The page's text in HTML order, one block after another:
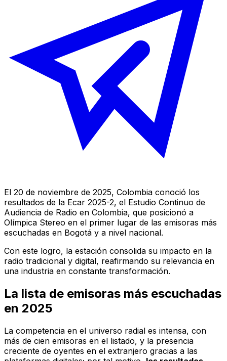
El 20 de noviembre de 2025, Colombia conoció los
resultados de la Ecar 2025-2, el Estudio Continuo de
Audiencia de Radio en Colombia, que posicionó a
Olímpica Stereo en el primer lugar de las emisoras más
escuchadas en Bogotá y a nivel nacional.
Con este logro, la estación consolida su impacto en la
radio tradicional y digital, reafirmando su relevancia en
una industria en constante transformación.
La lista de emisoras más escuchadas
en 2025
La competencia en el universo radial es intensa, con
más de cien emisoras en el listado, y la presencia
creciente de oyentes en el extranjero gracias a las